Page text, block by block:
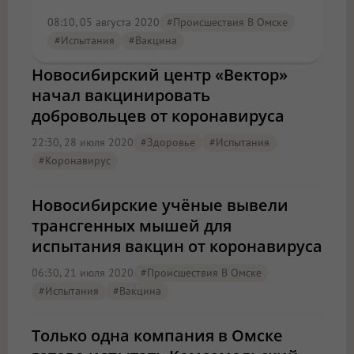
08:10, 05 августа 2020 #Происшествия В Омске
#испытания
#вакцина
Новосибирский центр «Вектор»
начал вакцинировать
добровольцев от коронавируса
22:30, 28 июля 2020 #Здоровье
#испытания
#Коронавирус
Новосибирские учёные вывели
трансгенных мышей для
испытания вакцин от коронавируса
06:30, 21 июля 2020 #Происшествия В Омске
#испытания
#вакцина
Только одна компания в Омске